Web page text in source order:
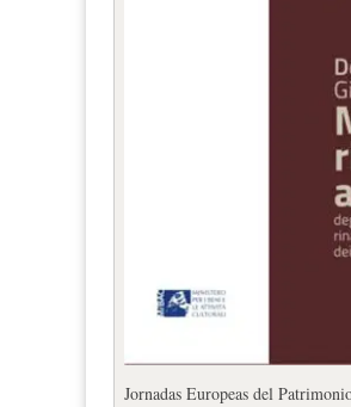
Jornadas Europeas del